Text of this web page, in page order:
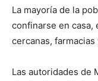
La mayoría de la
confinarse en casa,
cercanas,
Las autoridades de